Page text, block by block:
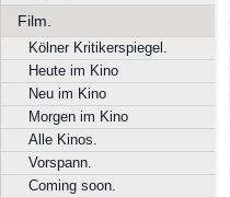
Film.
Kölner Kritikerspiegel.
Heute im Kino
Neu im Kino
Morgen im Kino
Alle Kinos.
Vorspann.
Coming soon.